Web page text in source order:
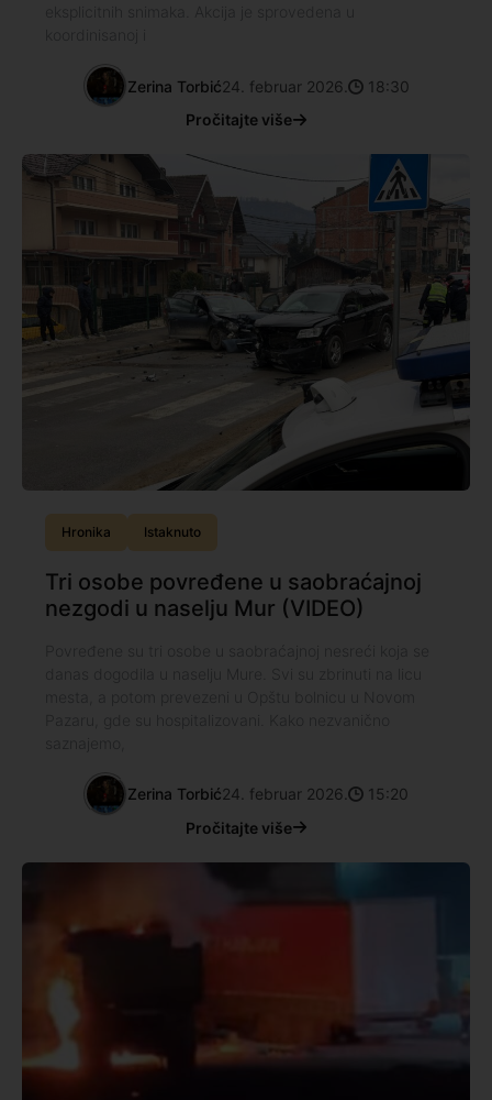
Zerina Torbić24. februar 2026.
18:30
Pročitajte više
Hronika Istaknuto
Tri osobe povređene u saobraćajnoj
nezgodi u naselju Mur (VIDEO)
Zerina Torbić24. februar 2026.
15:20
Pročitajte više